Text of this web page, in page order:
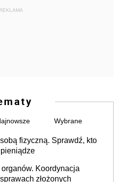
REKLAMA
Wybrane
fizyczną. Sprawdź, kto
Koordynacja
złożonych